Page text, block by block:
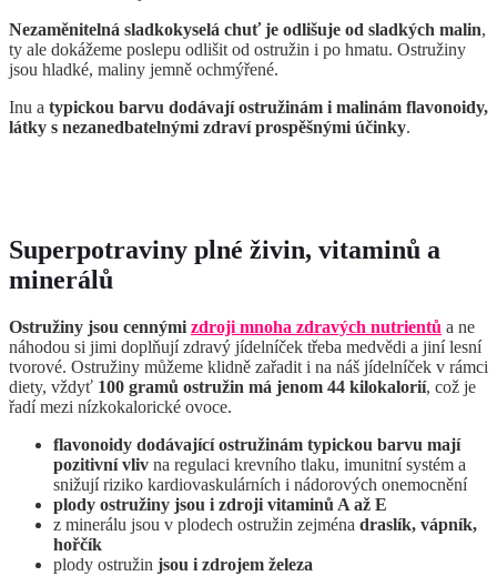
Nezaměnitelná sladkokyselá chuť je odlišuje od sladkých malin,
ty ale dokážeme poslepu odlišit od ostružin i po hmatu. Ostružiny
jsou hladké, maliny jemně ochmýřené.
Inu a typickou barvu dodávají ostružinám i malinám flavonoidy,
látky s nezanedbatelnými zdraví prospěšnými účinky.
Superpotraviny plné živin, vitaminů a
minerálů
Ostružiny jsou cennými zdroji mnoha zdravých nutrientů a ne
náhodou si jimi doplňují zdravý jídelníček třeba medvědi a jiní lesní
tvorové. Ostružiny můžeme klidně zařadit i na náš jídelníček v rámci
diety, vždyť 100 gramů ostružin má jenom 44 kilokalorií, což je
řadí mezi nízkokalorické ovoce.
flavonoidy dodávající ostružinám typickou barvu mají
pozitivní vliv na regulaci krevního tlaku, imunitní systém a
snižují riziko kardiovaskulárních i nádorových onemocnění
plody ostružiny jsou i zdroji vitaminů A až E
z minerálu jsou v plodech ostružin zejména draslík, vápník,
hořčík
plody ostružin jsou i zdrojem železa